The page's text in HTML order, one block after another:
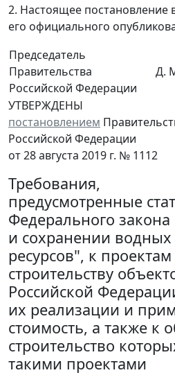
2. Настоящее постановление
его официального
Председатель
Правительства
Российской Федерации
Д.
УТВЕРЖДЕНЫ
постановлением
Российской Федерации
от 28 августа 2019 г. № 1112
Требования,
предусмотренные
Федерального
и сохранении водных
ресурсов", к
строительству
Российской
их реализации и
стоимость, а также к
строительство
такими проектами